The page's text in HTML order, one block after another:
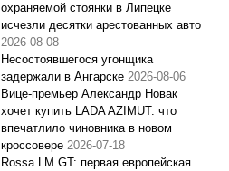
охраняемой стоянки в Липецке
исчезли десятки арестованных авто
2026-08-08
Несостоявшегося угонщика
задержали в Ангарске 2026-08-06
Вице‑премьер Александр Новак
хочет купить LADA AZIMUT: что
впечатлило чиновника в новом
кроссовере 2026-07-18
Rossa LM GT: первая европейская